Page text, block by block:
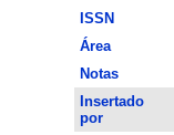
ISSN
Área
Notas
Insertado
por